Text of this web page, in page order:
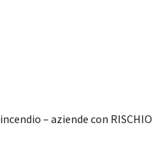
– aziende con RISCHIO